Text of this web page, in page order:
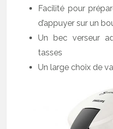
Facilité pour
d’appuyer sur un
Un bec verseur
tasses
Un large choix de